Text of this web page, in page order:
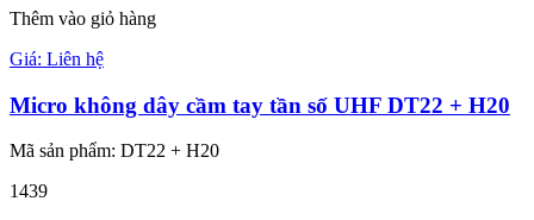
Thêm vào giỏ hàng
Giá: Liên hệ
Micro không dây cầm tay tần số UHF DT22 + H20
Mã sản phẩm: DT22 + H20
1439